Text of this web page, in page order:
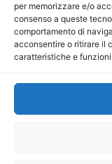
per memorizzare e/o
consenso a queste
comportamento di
acconsentire o ritirare il
caratteristiche e
Direttore
Direttore
Mercurio
iscritta al